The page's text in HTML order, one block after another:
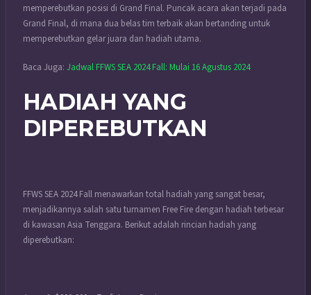
memperebutkan posisi di Grand Final. Puncak acara akan terjadi pada
Grand Final, di mana dua belas tim terbaik akan bertanding untuk
memperebutkan gelar juara dan hadiah utama.
Baca Juga: Jadwal FFWS SEA 2024 Fall: Mulai 16 Agustus 2024
HADIAH YANG
DIPEREBUTKAN
FFWS SEA 2024 Fall menawarkan total hadiah yang sangat besar,
menjadikannya salah satu turnamen Free Fire dengan hadiah terbesar
di kawasan Asia Tenggara. Berikut adalah rincian hadiah yang
diperebutkan: